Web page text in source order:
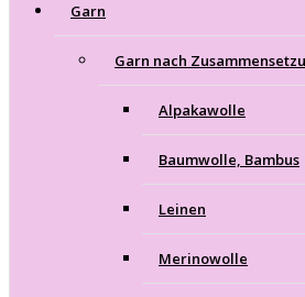
Garn
Garn nach
Alpakawolle
Baumwolle, Bambus
Leinen
Merinowolle